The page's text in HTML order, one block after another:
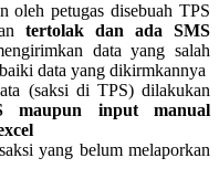
oleh petugas disebuah TPS
tertolak dan ada SMS
data yang salah
data yang dikirmkannya
(saksi di TPS) dilakukan
maupun input manual
yang belum melaporkan